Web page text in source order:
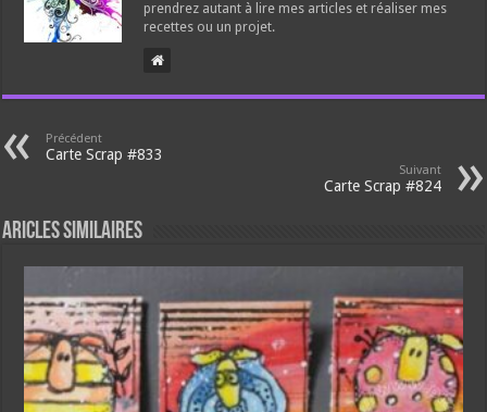
prendrez autant à lire mes articles et réaliser mes
recettes ou un projet.
Précédent
Carte Scrap #833
Suivant
Carte Scrap #824
Aricles similaires